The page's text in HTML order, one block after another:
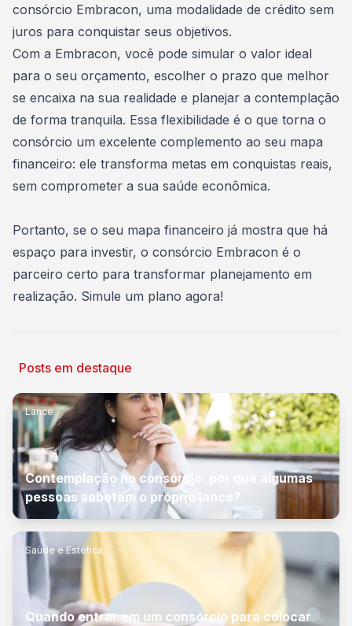
consórcio Embracon, uma modalidade de crédito sem
juros para conquistar seus objetivos.
Com a Embracon, você pode simular o valor ideal
para o seu orçamento, escolher o prazo que melhor
se encaixa na sua realidade e planejar a contemplação
de forma tranquila. Essa flexibilidade é o que torna o
consórcio um excelente complemento ao seu mapa
financeiro: ele transforma metas em conquistas reais,
sem comprometer a sua saúde econômica.
Portanto, se o seu mapa financeiro já mostra que há
espaço para investir, o consórcio Embracon é o
parceiro certo para transformar planejamento em
realização. Simule um plano agora!
Posts em destaque
Lance
Contemplação no consórcio: por que algumas
pessoas sabotam o próprio lance?
Saúde e Estética
Quando entrar em um consórcio para colocar